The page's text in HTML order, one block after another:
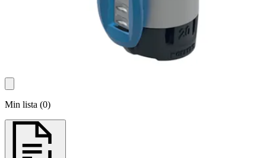
Min lista (0)